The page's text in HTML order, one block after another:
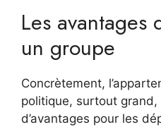
Les avantages
un groupe
Concrètement,
politique, surtout
d’avantages pour les